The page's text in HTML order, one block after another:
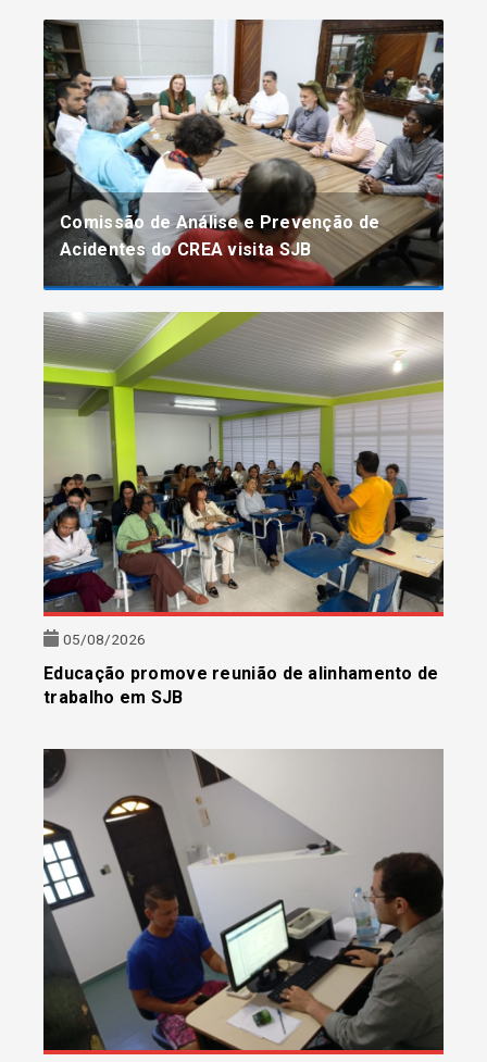
Comissão de Análise e Prevenção de
Acidentes do CREA visita SJB
05/08/2026
Educação promove reunião de alinhamento de
trabalho em SJB